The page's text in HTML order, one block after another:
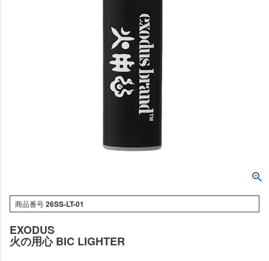
商品番号26SS-LT-01
EXODUS
火の用心 BIC LIGHTER